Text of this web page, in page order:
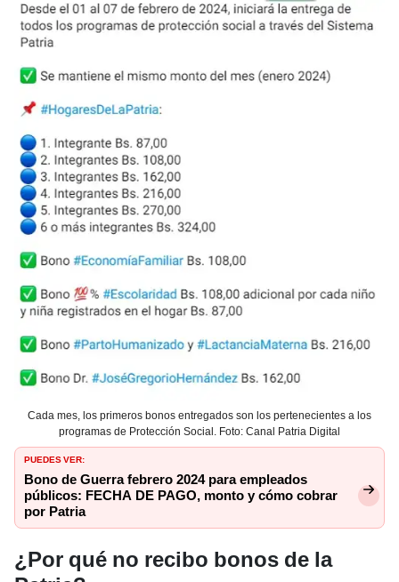
Cada mes, los primeros bonos entregados son los pertenecientes a los
programas de Protección Social. Foto: Canal Patria Digital
PUEDES VER:
Bono de Guerra febrero 2024 para empleados
públicos: FECHA DE PAGO, monto y cómo cobrar
por Patria
¿Por qué no recibo bonos de la